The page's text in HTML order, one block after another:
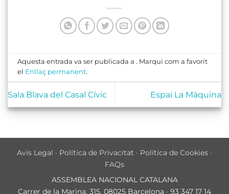
Aquesta entrada va ser publicada a . Marqui com a favorit
el Enllaç permanent.
Sala Blava del Casal Cívic Espai La Màquina
Avís Legal · Política de Privacitat · Política de Cookies ·
FAQs
ASSEMBLEA NACIONAL CATALANA
Carrer de la Marina, 315, 08025 Barcelona · 93 347 17 14